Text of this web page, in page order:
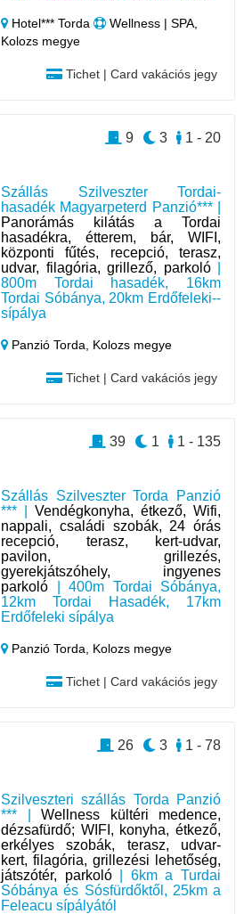
Hotel*** Torda
Wellness | SPA,
Kolozs megye
Tichet | Card vakációs jegy
Szállás Szilveszter Tordai-
hasadék Magyarpeterd Panzió*** |
Panorámás kilátás a Tordai
hasadékra, étterem, bár, WIFI,
központi fűtés, recepció, terasz,
udvar, filagória, grillező, parkoló|
800m Tordai hasadék, 16km
Tordai Sóbánya, 20km Erdőfeleki--
sípálya
Panzió Torda, Kolozs megye
Tichet | Card vakációs jegy
1 - 20
3
9
Szállás Szilveszter Torda Panzió
*** |Vendégkonyha, étkező, Wifi,
nappali, családi szobák, 24 órás
recepció, terasz, kert-udvar,
pavilon, grillezés,
gyerekjátszóhely, ingyenes
parkoló | 400m Tordai Sóbánya,
12km Tordai Hasadék, 17km
Erdőfeleki sípálya
Panzió Torda, Kolozs megye
Tichet | Card vakációs jegy
1 - 135
1
39
Szilveszteri szállás Torda Panzió
*** |Wellness kültéri medence,
dézsafürdő; WIFI, konyha, étkező,
erkélyes szobák, terasz, udvar-
kert, filagória, grillezési lehetőség,
játszótér, parkoló| 6km a Turdai
Sóbánya és Sósfürdőktől, 25km a
Feleacu sípályától
1 - 78
3
26